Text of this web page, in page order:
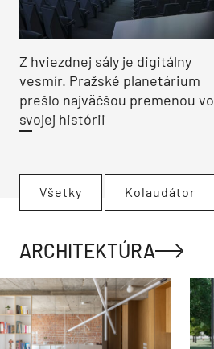
Z hviezdnej sály je digitálny
vesmír. Pražské planetárium
prešlo najväčšou premenou vo
svojej histórii
Všetky Kolaudátor
ARCHITEKTÚRA